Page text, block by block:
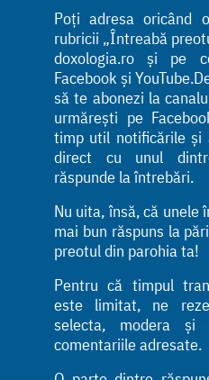
Poți adresa oricând
rubricii „Întreabă
doxologia.ro și pe
Facebook și
să te abonezi la
urmărești pe
timp util notificările și
direct cu unul
răspunde la întrebări.
Nu uita, însă, că unele
mai bun răspuns la
preotul din parohia ta!
Pentru că timpul
este limitat, ne
selecta, modera și
comentariile adresate.